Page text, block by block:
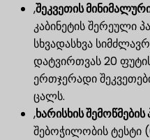
,შეკვეთის
კაბინეტის შერეული
სხვადასხვა
დატვირთვას 20
ერთჯერადი
ცალს.
,ხარისხის
შებოჭილობის ტესტი